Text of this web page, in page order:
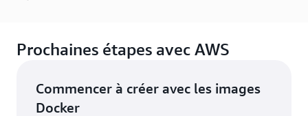
Prochaines étapes avec AWS
Commencer à créer avec les images
Docker